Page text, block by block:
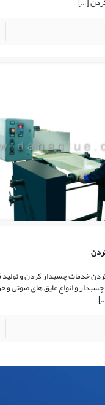
خدمات چسبدار کردن و تولید
و انواع عایق های صوتی و